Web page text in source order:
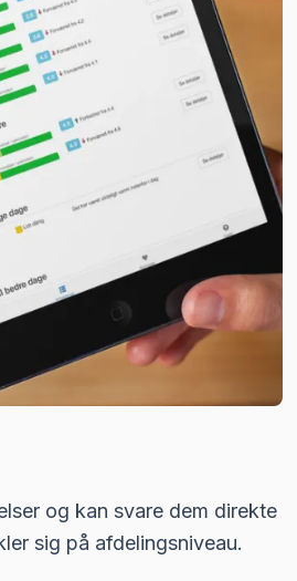
og kan svare dem direkte
sig på afdelingsniveau.